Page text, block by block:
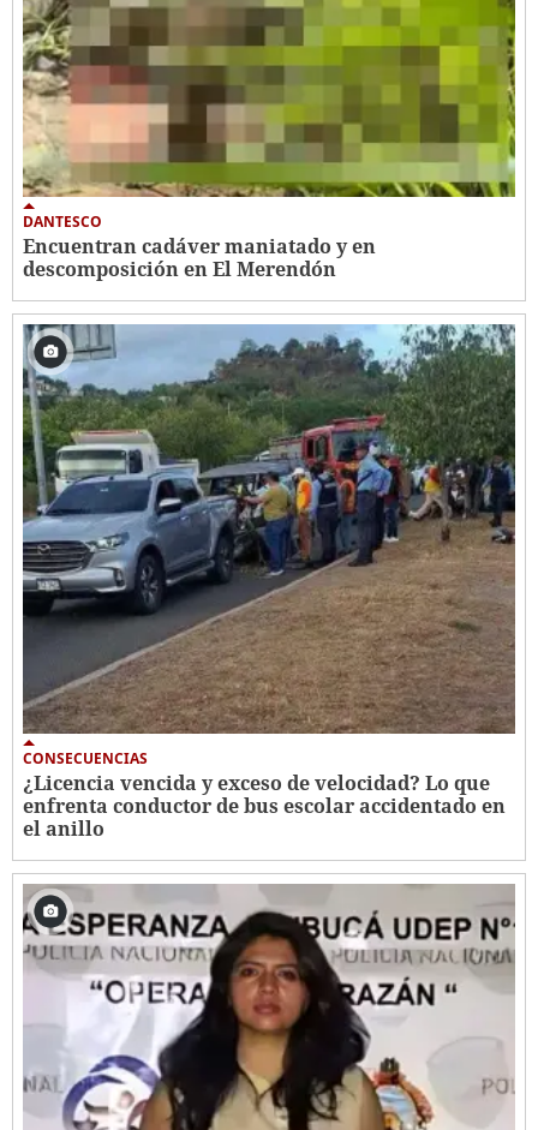
DANTESCO
Encuentran cadáver maniatado y en
descomposición en El Merendón
CONSECUENCIAS
¿Licencia vencida y exceso de velocidad? Lo que
enfrenta conductor de bus escolar accidentado en
el anillo